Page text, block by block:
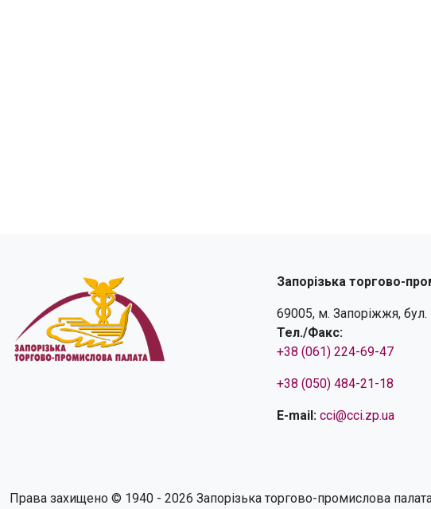
Запорізька торгово-
69005, м. Запоріжжя,
Тел./Факс:
+38 (061) 224-69-47
+38 (050) 484-21-18
E-mail: cci@cci.zp.ua
Права захищено © 1940 - 2026 Запорізька торгово-промислова